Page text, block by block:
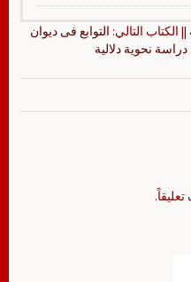
|| الكتاب التالي: التوابع فى ديوان
نحوية دلالية